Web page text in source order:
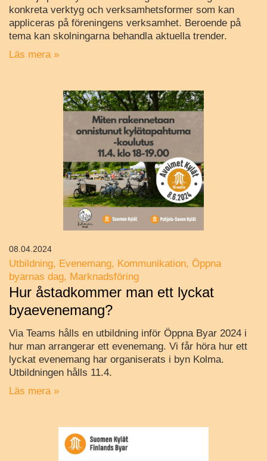
konkreta verktyg och verksamhetsformer som kan
appliceras på föreningens verksamhet. Beroende på
tema kan skolningarna behandla aktuella trender.
Läs mera »
Utbildning Evenemang Kommunikation Öppna
byarnas dag
Marknadsföring
Hur åstadkommer man ett lyckat
byaevenemang?
Via Teams hålls en utbildning inför Öppna Byar 2024 i
hur man arrangerar ett evenemang. Vi får höra hur ett
lyckat evenemang har organiserats i byn Kolma.
Utbildningen hålls 11.4.
Läs mera »
08.04.2024